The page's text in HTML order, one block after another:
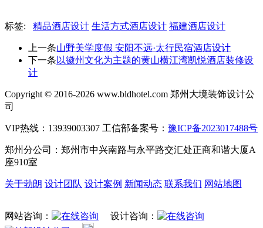
标签: 精品酒店设计 生活方式酒店设计 福建酒店设计
上一条山野美学度假 安阳不远·太行民宿酒店设计
下一条 以徽州文化为主题的黄山横江湾凯悦酒店装修设
计
Copyright © 2016-2026 www.bldhotel.com 郑州大境装饰设计公
司
VIP热线：13939003307 工信部备案号： 豫ICP备2023017488号
郑州分公司：郑州市中兴南路与永平路交汇处正商和谐大厦A
座910室
关于勃朗 设计团队 设计案例 新闻动态 联系我们 网站地图
网站咨询： 设计咨询：